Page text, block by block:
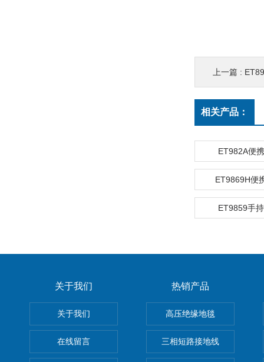
上一篇 :
相关产品：
ET982A便
ET9869H便
ET9859手
关于我们
关于我们
在线留言
热销产品
高压绝缘地毯
三相短路接地线